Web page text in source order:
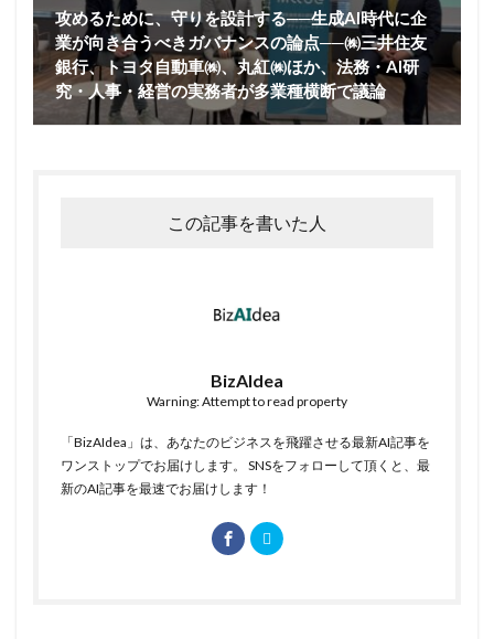
攻めるために、守りを設計する──生成AI時代に企
業が向き合うべきガバナンスの論点──㈱三井住友
銀行、トヨタ自動車㈱、丸紅㈱ほか、法務・AI研
究・人事・経営の実務者が多業種横断で議論
この記事を書いた人
BizAIdea
Warning: Attempt to read property
「BizAIdea」は、あなたのビジネスを飛躍させる最新AI記事を
ワンストップでお届けします。 SNSをフォローして頂くと、最
新のAI記事を最速でお届けします！